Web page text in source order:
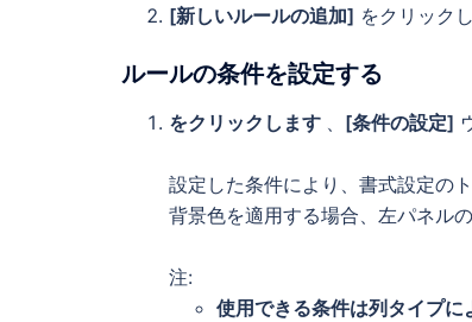
[新しいルールの追加] をクリック
ルールの条件を設定する
をクリックします 、 [条件の設定]
設定した条件により、書式設定の
背景色を適用する場合、左パネルの
注:
使用できる条件は列タイプに